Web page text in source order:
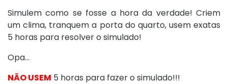
Simulem como se fosse a hora da verdade! Criem
um clima, tranquem a porta do quarto, usem exatas
5 horas para resolver o simulado!
Opa...
NÃO USEM 5 horas para fazer o simulado!!!